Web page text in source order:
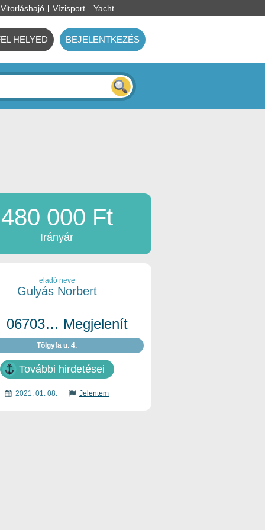
Vitorláshajó Vízisport Yacht
HELYED BEJELENTKEZÉS
480 000 Ft
Irányár
eladó neve
Gulyás Norbert
06703… Megjelenít
Tölgyfa u. 4.
További hirdetései
2021. 01. 08. Jelentem